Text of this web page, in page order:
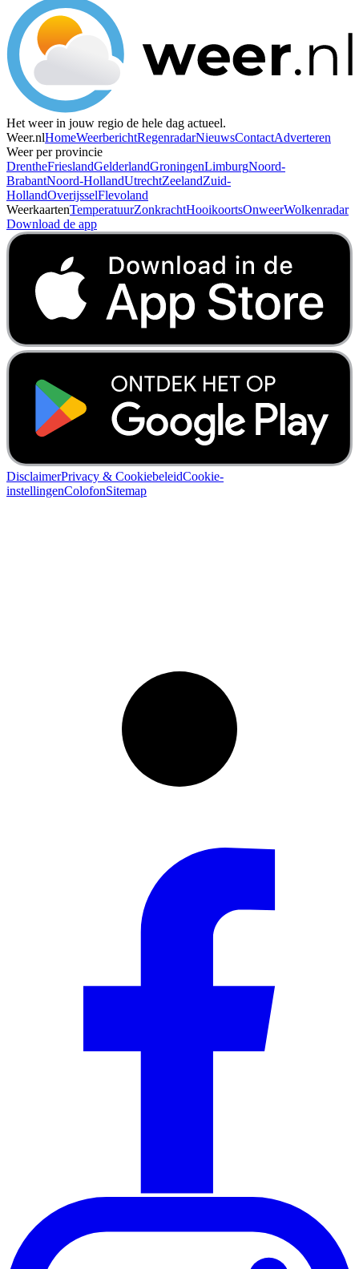
Het weer in jouw regio de hele dag actueel.
Weer.nlHomeWeerberichtRegenradarNieuwsContactAdverteren
Weer per provincie
DrentheFrieslandGelderlandGroningenLimburgNoord-
BrabantNoord-HollandUtrechtZeelandZuid-
HollandOverijsselFlevoland
WeerkaartenTemperatuurZonkrachtHooikoortsOnweerWolkenradar
Download de app
DisclaimerPrivacy & CookiebeleidCookie-
instellingenColofonSitemap